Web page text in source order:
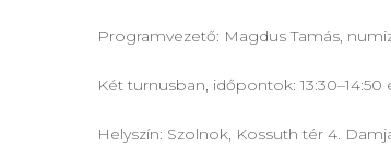
Programvezető: Magdus Tamás,
Két turnusban, időpontok: 13:30–14:50
Helyszín: Szolnok, Kossuth tér 4.